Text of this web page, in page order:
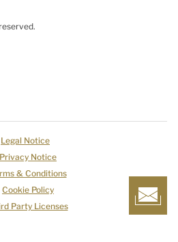
Legal Notice
Privacy Notice
& Conditions
Cookie Policy
Party Licenses